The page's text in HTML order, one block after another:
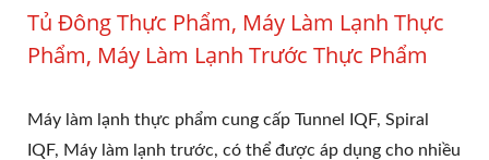
Tủ Đông Thực Phẩm, Máy Làm Lạnh Thực
Phẩm, Máy Làm Lạnh Trước Thực Phẩm
Máy làm lạnh thực phẩm cung cấp Tunnel IQF, Spiral
IQF, Máy làm lạnh trước, có thể được áp dụng cho nhiều